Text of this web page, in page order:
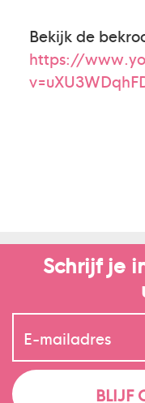
Bekijk de
https://
Schrijf je